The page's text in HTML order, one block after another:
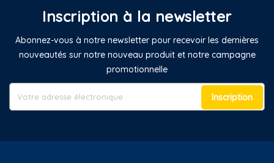
Inscription à la newsletter
Abonnez-vous à notre newsletter pour recevoir les dernières
nouveautés sur notre nouveau produit et notre campagne
promotionnelle
Inscription